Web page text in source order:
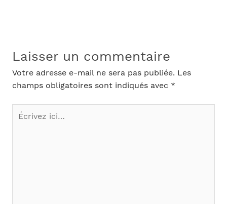
Laisser un commentaire
Votre adresse e-mail ne sera pas publiée. Les
champs obligatoires sont indiqués avec *
Écrivez